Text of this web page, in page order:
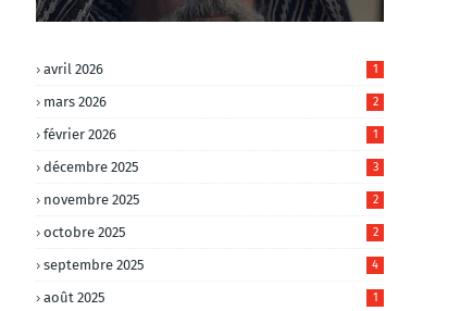
avril 2026 1
mars 2026 2
février 2026 1
décembre 2025 3
novembre 2025 2
octobre 2025 2
septembre 2025 4
août 2025 1